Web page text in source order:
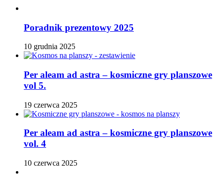
Poradnik prezentowy 2025
10 grudnia 2025
Per aleam ad astra – kosmiczne gry planszowe
vol 5.
19 czerwca 2025
Per aleam ad astra – kosmiczne gry planszowe
vol. 4
10 czerwca 2025